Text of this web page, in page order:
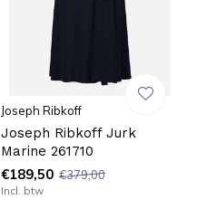
Joseph Ribkoff
Joseph Ribkoff Jurk
Marine 261710
€189,50 €379,00
Incl. btw